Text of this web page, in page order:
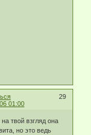
29
01:00
твой взгляд она
но это ведь